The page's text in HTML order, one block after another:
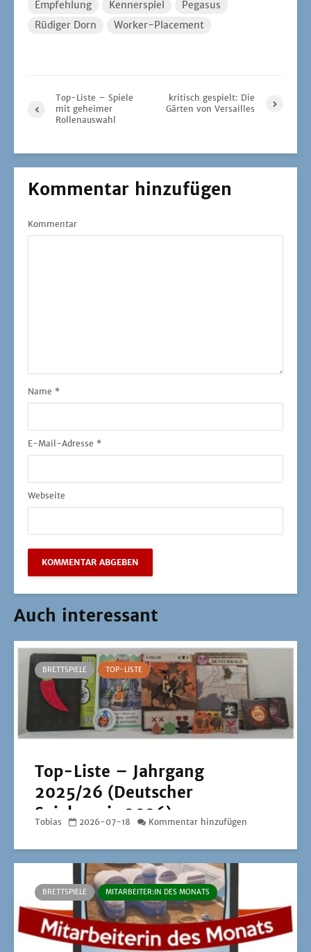
Empfehlung Kennerspiel
Pegasus
Rüdiger Dorn
Worker-Placement
Top-Liste – Spiele
mit geheimer
Rollenauswahl
kritisch gespielt: Die
Gärten von Versailles
Kommentar hinzufügen
Kommentar
Name *
E-Mail-Adresse *
Webseite
Auch interessant
BRETTSPIELE TOP-LISTE
Top-Liste – Jahrgang
2025/26 (Deutscher
Spielepreis 2026)
Tobias 2026-07-18 Kommentar hinzufügen
BRETTSPIELE MITARBEITER:IN DES MONATS